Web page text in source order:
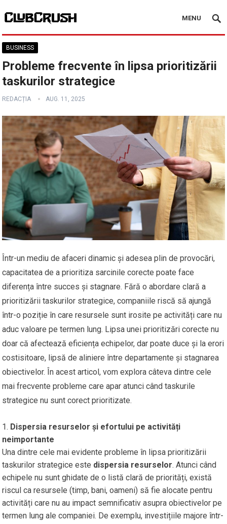
MENU
BUSINESS
Probleme frecvente în lipsa prioritizării
taskurilor strategice
REDACȚIA AUG. 11, 2025
Într-un mediu de afaceri dinamic și adesea plin de provocări,
capacitatea de a prioritiza sarcinile corecte poate face
diferența între succes și stagnare. Fără o abordare clară a
prioritizării taskurilor strategice, companiile riscă să ajungă
într-o poziție în care resursele sunt irosite pe activități care nu
aduc valoare pe termen lung. Lipsa unei prioritizări corecte nu
doar că afectează eficiența echipelor, dar poate duce și la erori
costisitoare, lipsă de aliniere între departamente și stagnarea
obiectivelor. În acest articol, vom explora câteva dintre cele
mai frecvente probleme care apar atunci când taskurile
strategice nu sunt corect prioritizate.
Dispersia resurselor și efortului pe activități
neimportante
Una dintre cele mai evidente probleme în lipsa prioritizării
taskurilor strategice este dispersia resurselor. Atunci când
echipele nu sunt ghidate de o listă clară de priorități, există
riscul ca resursele (timp, bani, oameni) să fie alocate pentru
activități care nu au impact semnificativ asupra obiectivelor pe
termen lung ale companiei. De exemplu, investițiile majore într-